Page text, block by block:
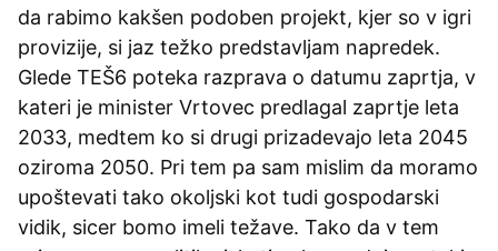
da rabimo kakšen podoben projekt, kjer so v igri
provizije, si jaz težko predstavljam napredek.
Glede TEŠ6 poteka razprava o datumu zaprtja, v
kateri je minister Vrtovec predlagal zaprtje leta
2033, medtem ko si drugi prizadevajo leta 2045
oziroma 2050. Pri tem pa sam mislim da moramo
upoštevati tako okoljski kot tudi gospodarski
vidik, sicer bomo imeli težave. Tako da v tem